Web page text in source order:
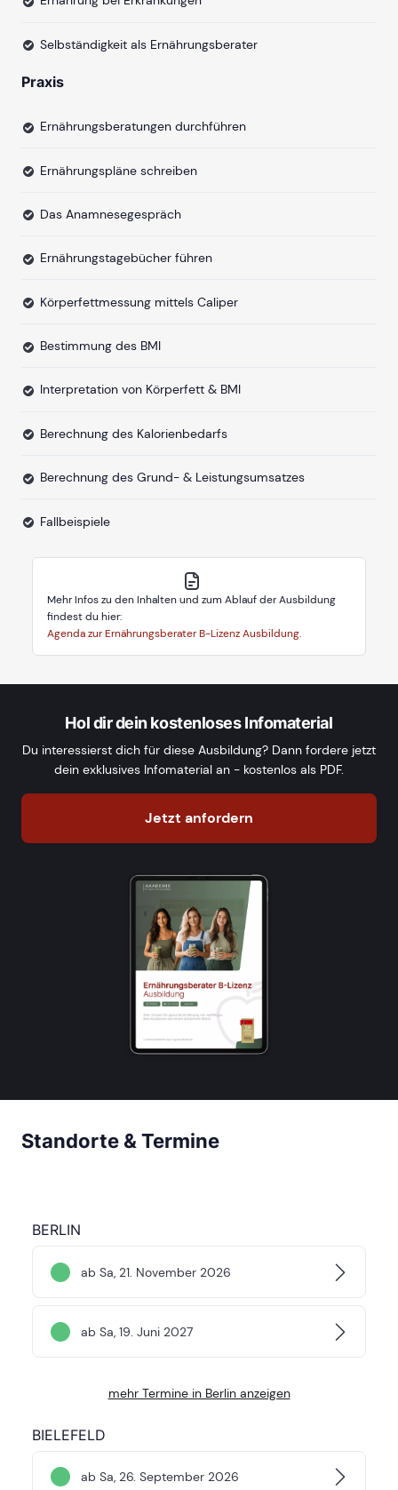
Selbständigkeit als Ernährungsberater
Praxis
Ernährungsberatungen durchführen
Ernährungspläne schreiben
Das Anamnesegespräch
Ernährungstagebücher führen
Körperfettmessung mittels Caliper
Bestimmung des BMI
Interpretation von Körperfett & BMI
Berechnung des Kalorienbedarfs
Berechnung des Grund- & Leistungsumsatzes
Fallbeispiele
Mehr Infos zu den Inhalten und zum Ablauf der Ausbildung
findest du hier:
Agenda zur Ernährungsberater B-Lizenz Ausbildung.
Hol dir dein kostenloses Infomaterial
Du interessierst dich für diese Ausbildung? Dann fordere jetzt
dein exklusives Infomaterial an - kostenlos als PDF.
Jetzt anfordern
Standorte & Termine
BERLIN
ab Sa, 21. November 2026
ab Sa, 19. Juni 2027
mehr Termine in Berlin anzeigen
BIELEFELD
ab Sa, 26. September 2026